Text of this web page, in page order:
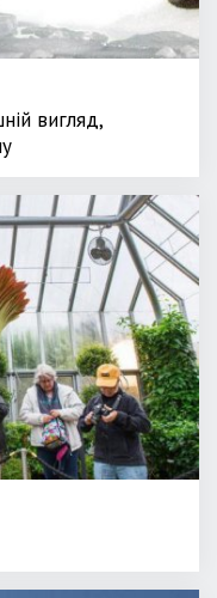
вигляд,